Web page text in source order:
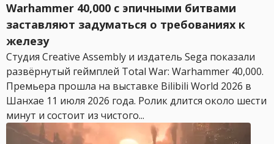
Warhammer 40,000 с эпичными битвами
заставляют задуматься о требованиях к
железу
Студия Creative Assembly и издатель Sega показали
развёрнутый геймплей Total War: Warhammer 40,000.
Премьера прошла на выставке Bilibili World 2026 в
Шанхае 11 июля 2026 года. Ролик длится около шести
минут и состоит из чистого...